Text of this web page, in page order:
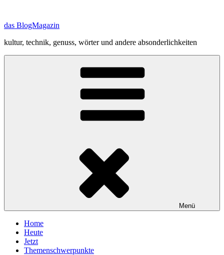
springen
das BlogMagazin
kultur, technik, genuss, wörter und andere absonderlichkeiten
Menü
Home
Heute
Jetzt
Themenschwerpunkte